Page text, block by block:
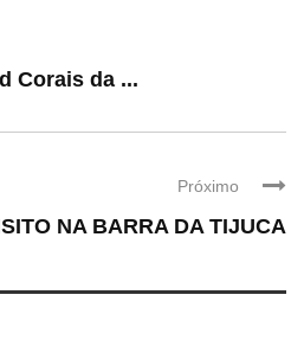
Corais da ...
Próximo
NA BARRA DA TIJUCA